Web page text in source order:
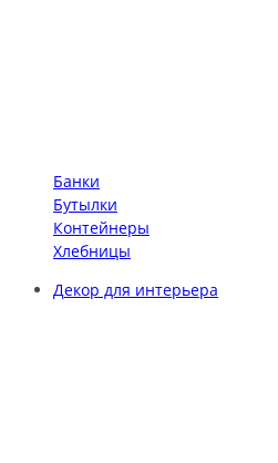
Банки
Бутылки
Контейнеры
Хлебницы
Декор для интерьера